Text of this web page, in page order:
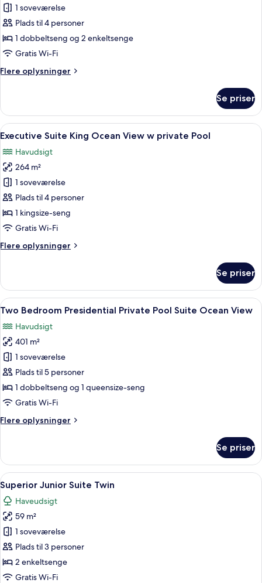
Two
Bedroom
Superior
Family
1 soveværelse
Plads til 4 personer
1 dobbeltseng og 2 enkeltsenge
Gratis Wi-Fi
Flere oplysninger
Flere
Bedroom
Superior
Family
Se priser
Indlæs
alle
billeder
af
Executive
Suite
King
Ocean
w
Et moderne hotelværelse med en
14
Executive Suite King Ocean View w private Pool
Havudsigt
264 m²
1 soveværelse
Plads til 4 personer
1 kingsize-seng
Gratis Wi-Fi
Flere oplysninger
Flere
Suite
King
Ocean
w
private
Pool
Se priser
Indlæs
alle
billeder
af
Two
Bedroom
Presidential
Private
Suite
En swimmingpool med buede
10
Two Bedroom Presidential Private Pool Suite Ocean View
Havudsigt
401 m²
1 soveværelse
Plads til 5 personer
1 dobbeltseng og 1 queensize-seng
Gratis Wi-Fi
Flere oplysninger
Flere
Bedroom
Presidential
Private
Pool
Suite
Ocean
View
Se priser
Indlæs
alle
billeder
af
Superior
Junior
Suite
Twin
Et hotelværelse med en
6
Superior Junior Suite Twin
Haveudsigt
59 m²
1 soveværelse
Plads til 3 personer
2 enkeltsenge
Gratis Wi-Fi